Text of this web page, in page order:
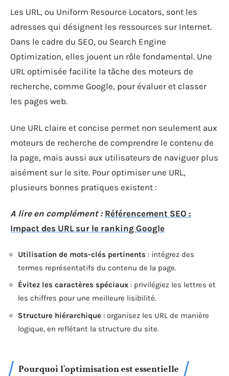
Les URL, ou Uniform Resource Locators, sont les
adresses qui désignent les ressources sur Internet.
Dans le cadre du SEO, ou Search Engine
Optimization, elles jouent un rôle fondamental. Une
URL optimisée facilite la tâche des moteurs de
recherche, comme Google, pour évaluer et classer
les pages web.
Une URL claire et concise permet non seulement aux
moteurs de recherche de comprendre le contenu de
la page, mais aussi aux utilisateurs de naviguer plus
aisément sur le site. Pour optimiser une URL,
plusieurs bonnes pratiques existent :
A lire en complément : Référencement SEO :
Impact des URL sur le ranking Google
Utilisation de mots-clés pertinents : intégrez des
termes représentatifs du contenu de la page.
Évitez les caractères spéciaux : privilégiez les lettres et
les chiffres pour une meilleure lisibilité.
Structure hiérarchique : organisez les URL de manière
logique, en reflétant la structure du site.
Pourquoi l’optimisation est essentielle